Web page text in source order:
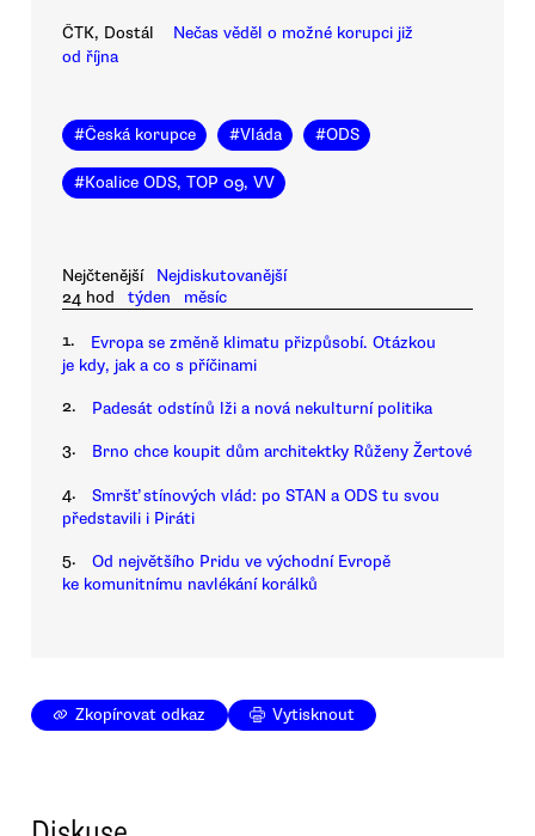
ČTK, Dostál
Nečas věděl o možné korupci již
od října
#Česká korupce #Vláda #ODS
#Koalice ODS, TOP 09, VV
Nejčtenější
Nejdiskutovanější
24 hod
týden měsíc
1.
Evropa se změně klimatu přizpůsobí. Otázkou
je kdy, jak a co s příčinami
2. Padesát odstínů lži a nová nekulturní politika
3. Brno chce koupit dům architektky Růženy Žertové
4.
Smršť stínových vlád: po STAN a ODS tu svou
představili i Piráti
5.
Od největšího Pridu ve východní Evropě
ke komunitnímu navlékání korálků
Zkopírovat odkaz Vytisknout